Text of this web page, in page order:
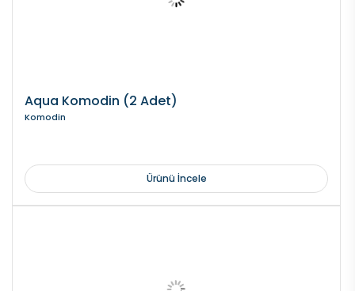
Aqua Komodin (2 Adet)
Komodin
Ürünü İncele